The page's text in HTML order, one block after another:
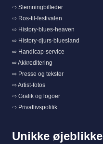
⇨ Stemningbilleder
⇨ Ros-til-festivalen
⇨ History-blues-heaven
⇨ History-djurs-bluesland
⇨ Handicap-service
⇨ Akkreditering
⇨ Presse og tekster
⇨ Artist-fotos
⇨ Grafik og logoer
⇨ Privatlivspolitik
Unikke øjeblikke